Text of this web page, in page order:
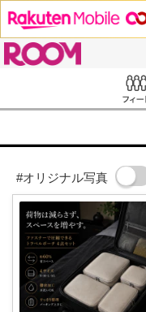
#オリジナル写真